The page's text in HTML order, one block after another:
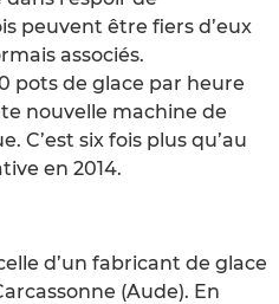
peuvent être fiers d’eux
associés.
pots de glace par heure
nouvelle machine de
C’est six fois plus qu’au
en 2014.
d’un fabricant de glace
(Aude). En